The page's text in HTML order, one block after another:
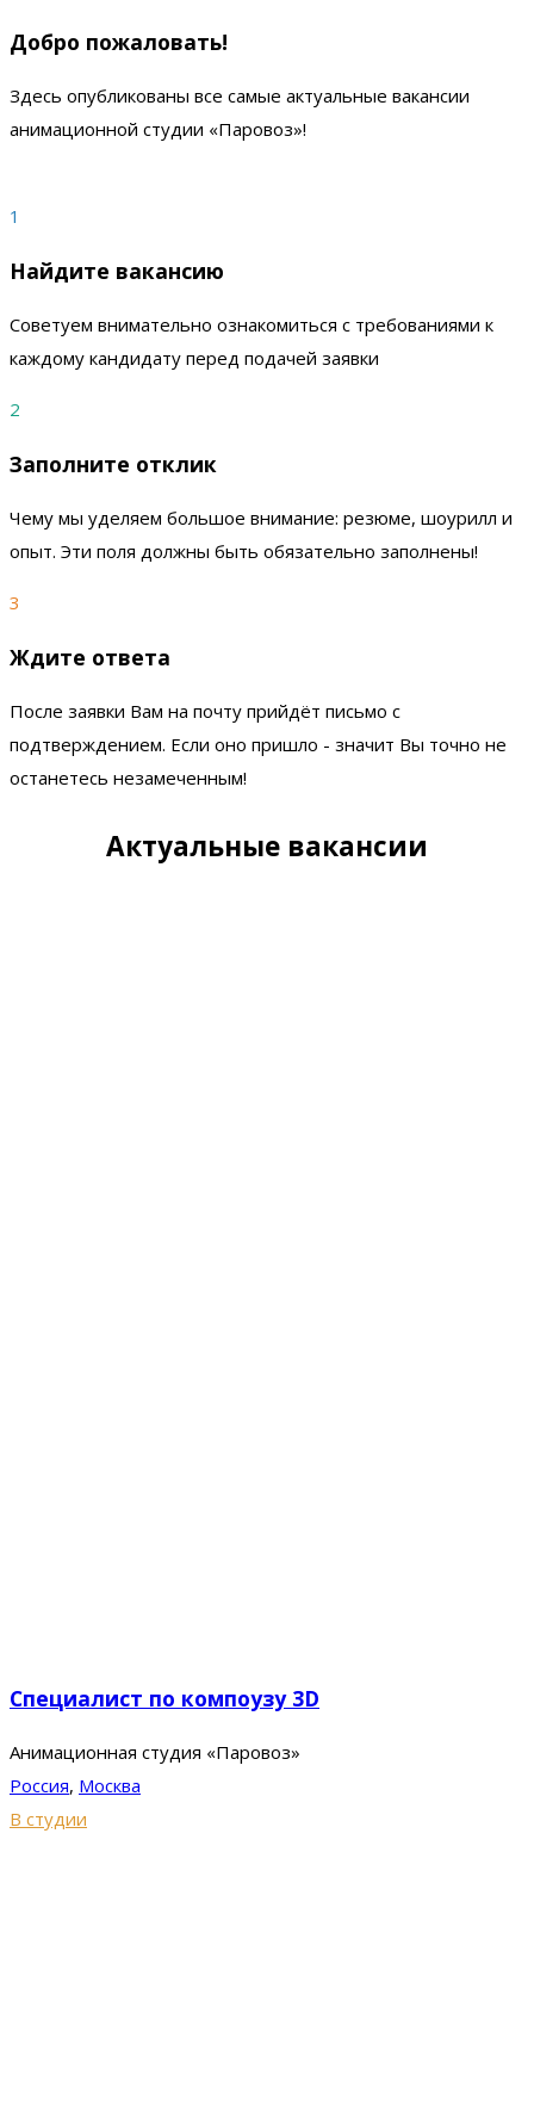
Добро пожаловать!
Здесь опубликованы все самые актуальные вакансии
анимационной студии «Паровоз»!
1
Найдите вакансию
Советуем внимательно ознакомиться с требованиями к
каждому кандидату перед подачей заявки
2
Заполните отклик
Чему мы уделяем большое внимание: резюме, шоурилл и
опыт. Эти поля должны быть обязательно заполнены!
3
Ждите ответа
После заявки Вам на почту прийдёт письмо с
подтверждением. Если оно пришло - значит Вы точно не
останетесь незамеченным!
Актуальные вакансии
Специалист по компоузу 3D
Анимационная студия «Паровоз»
Россия, Москва
В студии